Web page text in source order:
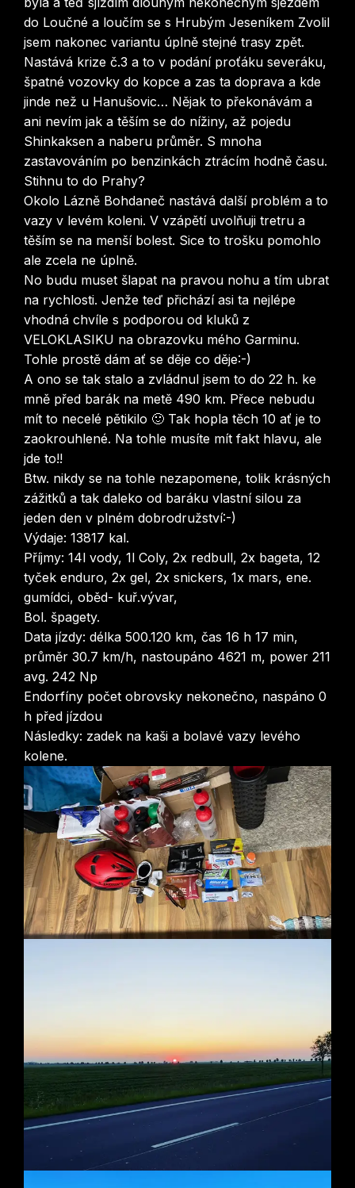
do Loučné a loučím se s Hrubým Jeseníkem Zvolil
jsem nakonec variantu úplně stejné trasy zpět.
Nastává krize č.3 a to v podání proťáku severáku,
špatné vozovky do kopce a zas ta doprava a kde
jinde než u Hanušovic… Nějak to překonávám a
ani nevím jak a těším se do nížiny, až pojedu
Shinkaksen a naberu průměr. S mnoha
zastavováním po benzinkách ztrácím hodně času.
Stihnu to do Prahy?
Okolo Lázně Bohdaneč nastává další problém a to
vazy v levém koleni. V vzápětí uvolňuji tretru a
těším se na menší bolest. Sice to trošku pomohlo
ale zcela ne úplně.
No budu muset šlapat na pravou nohu a tím ubrat
na rychlosti. Jenže teď přichází asi ta nejlépe
vhodná chvíle s podporou od kluků z
VELOKLASIKU na obrazovku mého Garminu.
Tohle prostě dám ať se děje co děje:-)
A ono se tak stalo a zvládnul jsem to do 22 h. ke
mně před barák na metě 490 km. Přece nebudu
mít to necelé pětikilo 🙂 Tak hopla těch 10 ať je to
zaokrouhlené. Na tohle musíte mít fakt hlavu, ale
jde to!!
Btw. nikdy se na tohle nezapomene, tolik krásných
zážitků a tak daleko od baráku vlastní silou za
jeden den v plném dobrodružství:-)
Výdaje: 13817 kal.
Příjmy: 14l vody, 1l Coly, 2x redbull, 2x bageta, 12
tyček enduro, 2x gel, 2x snickers, 1x mars, ene.
gumídci, oběd- kuř.vývar,
Bol. špagety.
Data jízdy: délka 500.120 km, čas 16 h 17 min,
průměr 30.7 km/h, nastoupáno 4621 m, power 211
avg. 242 Np
Endorfíny počet obrovsky nekonečno, naspáno 0
h před jízdou
Následky: zadek na kaši a bolavé vazy levého
kolene.